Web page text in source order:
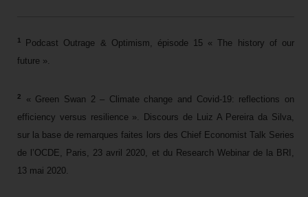
1
Podcast Outrage & Optimism, épisode 15 « The history of our
future ».
2
« Green Swan 2 – Climate change and Covid-19: reflections on
efficiency versus resilience ». Discours de Luiz A Pereira da Silva,
sur la base de remarques faites lors des Chief Economist Talk Series
de l’OCDE, Paris, 23 avril 2020, et du Research Webinar de la BRI,
13 mai 2020.